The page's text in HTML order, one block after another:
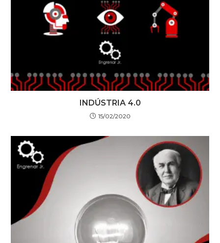
INDÚSTRIA 4.0
15/02/2020